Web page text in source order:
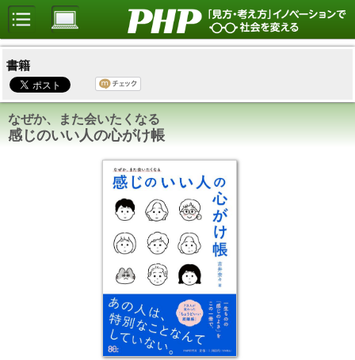
書籍
なぜか、また会いたくなる
感じのいい人の心がけ帳